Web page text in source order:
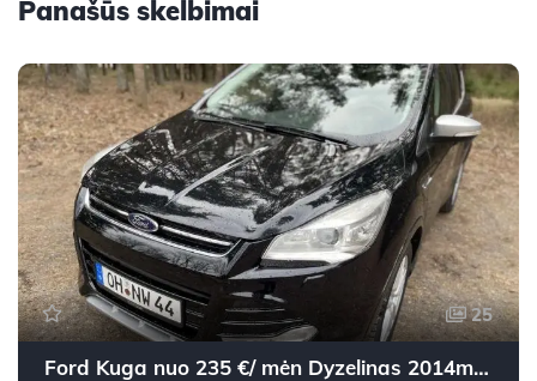
Panašūs skelbimai
25
Ford Kuga nuo 235 €/ mėn Dyzelinas 2014m. Visureigis Automatinė